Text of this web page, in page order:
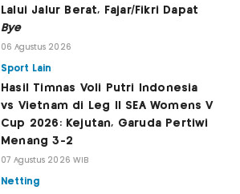
Lalui Jalur Berat, Fajar/Fikri Dapat
Bye
06 Agustus 2026
Sport Lain
Hasil Timnas Voli Putri Indonesia
vs Vietnam di Leg II SEA Womens V
Cup 2026: Kejutan, Garuda Pertiwi
Menang 3-2
07 Agustus 2026 WIB
Netting